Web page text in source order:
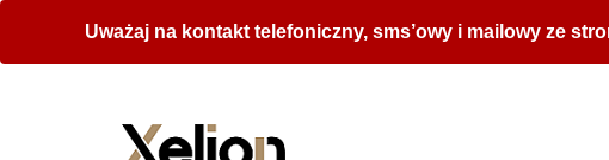
Uważaj na kontakt telefoniczny, sms’owy i mailowy ze